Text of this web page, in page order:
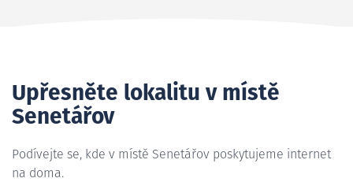
Upřesněte lokalitu v místě
Senetářov
Podívejte se, kde v místě Senetářov poskytujeme internet
na doma.